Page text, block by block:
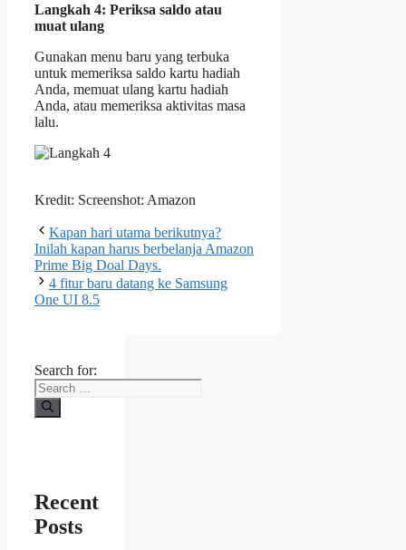
Langkah 4: Periksa saldo atau
muat ulang
Gunakan menu baru yang terbuka
untuk memeriksa saldo kartu hadiah
Anda, memuat ulang kartu hadiah
Anda, atau memeriksa aktivitas masa
lalu.
Kredit: Screenshot: Amazon
Kapan hari utama berikutnya?
Inilah kapan harus berbelanja Amazon
Prime Big Doal Days.
4 fitur baru datang ke Samsung
One UI 8.5
Search for:
Recent
Posts